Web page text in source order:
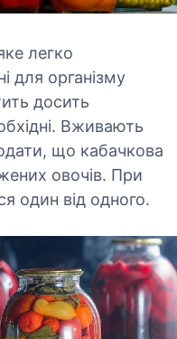
легко
для організму
досить
Вживають
що кабачкова
овочів. При
один від одного.